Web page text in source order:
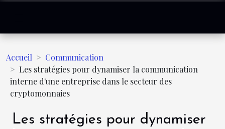
Accueil
Communication
Les stratégies pour dynamiser la communication
interne d'une entreprise dans le secteur des
cryptomonnaies
Les stratégies pour dynamiser